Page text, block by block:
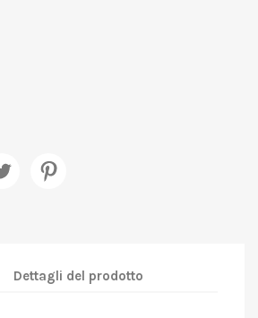
Dettagli del prodotto